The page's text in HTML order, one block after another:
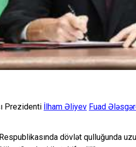
Prezidenti İlham Əliyev Fuad
dövlət qulluğunda